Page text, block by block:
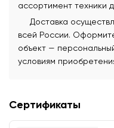
ассортимент техники
Доставка
всей России.
объект —
условиям
Сертификаты